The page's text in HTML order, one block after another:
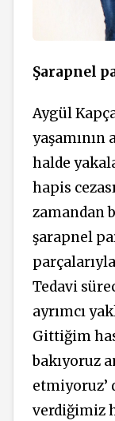
Şarapnel
Aygül
yaşamının
halde
hapis
zamandan
şarapnel
Tedavi
ayrımcı
Gittiğim
bakıyoruz
etmiyoruz’
verdiğimiz